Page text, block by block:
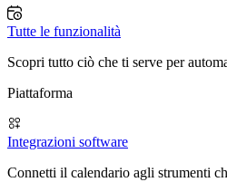
Tutte le funzionalità
Scopri tutto ciò che ti serve per
Piattaforma
Integrazioni software
Connetti il calendario agli strumenti